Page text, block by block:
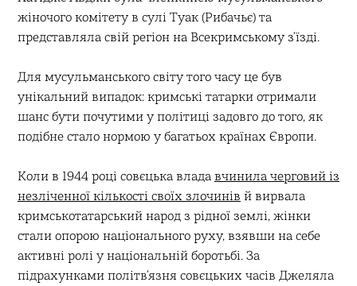
жіночого комітету в сулі Туак (Рибачьє) та
представляла свій регіон на Всекримському зʼїзді.
Для мусульманського світу того часу це був
унікальний випадок: кримські татарки отримали
шанс бути почутими у політиці задовго до того, як
подібне стало нормою у багатьох країнах Європи.
Коли в 1944 році совєцька владавчинила черговий із
незліченної кількості своїх злочинів й вирвала
кримськотатарський народ з рідної землі, жінки
стали опорою національного руху, взявши на себе
активні ролі у національній боротьбі. За
підрахунками політв’язня совєцьких часів Джеляла